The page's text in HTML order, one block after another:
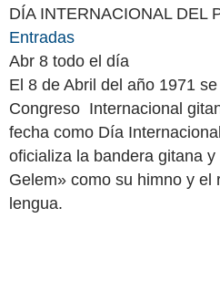
DÍA INTERNACIONAL DEL
Entradas
Abr 8 todo el día
El 8 de Abril del año 1971
Congreso Internacional
fecha como Día
oficializa la bandera gitana
Gelem» como su himno y el
lengua.